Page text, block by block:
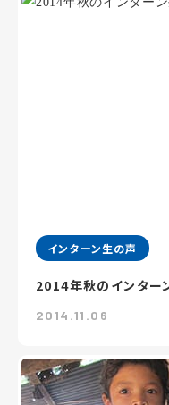
インターン生の声
2014年秋のインター
2014.11.06